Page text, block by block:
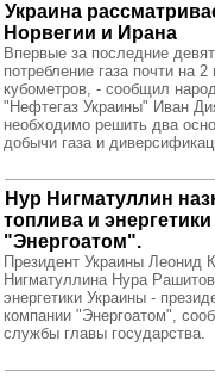
Украина
Норвегии и Ирана
Впервые за последние
потребление газа почти на
кубометров, - сообщил
"Нефтегаз Украины" Иван
необходимо решить два
добычи газа и
Нур Нигматуллин
топлива и
"Энергоатом".
Президент Украины Леонид
Нигматуллина Нура
энергетики Украины -
компании "Энергоатом",
службы главы государства.